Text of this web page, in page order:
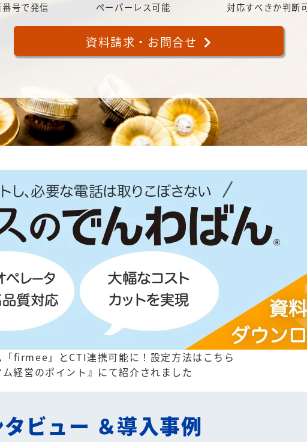
号で発信
ペーパーレス可能
対応すべきか判断
資料請求・お問合せ
firmee」とCTI連携可能に！ 設定方法はこちら
経営のポイント』にて紹介されました
ビュー ＆導入事例